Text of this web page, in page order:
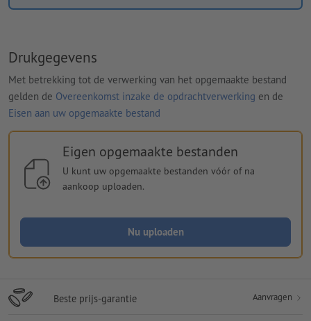
Drukgegevens
Met betrekking tot de verwerking van het opgemaakte bestand
gelden de Overeenkomst inzake de opdrachtverwerking en de
Eisen aan uw opgemaakte bestand
Eigen opgemaakte bestanden
U kunt uw opgemaakte bestanden vóór of na
aankoop uploaden.
Nu uploaden
Beste prijs-garantie Aanvragen